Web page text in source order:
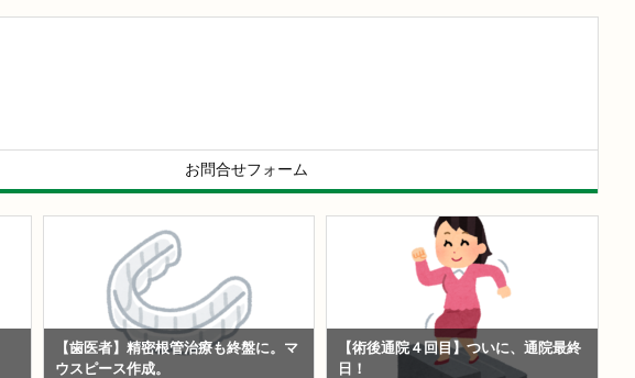
お問合せフォーム
【歯医者】精密根管治療も終盤に。マ
ウスピース作成。
【術後通院４回目】ついに、通院最終
日！